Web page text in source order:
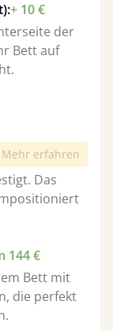
+ 10 €
der
Bett auf
Mehr erfahren
Das
144 €
Bett mit
die perfekt